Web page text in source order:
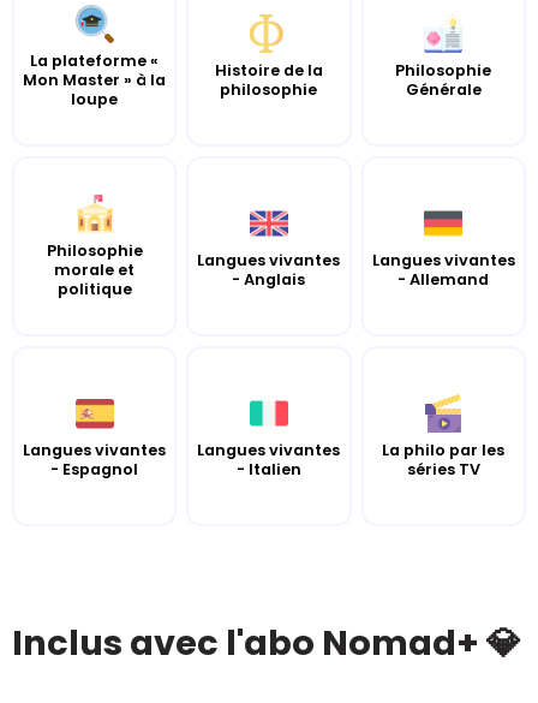
La plateforme «
Mon Master » à la
loupe
Histoire de la
philosophie
Philosophie
Générale
Philosophie
morale et
politique
Langues vivantes
- Anglais
Langues vivantes
- Allemand
Langues vivantes
- Espagnol
Langues vivantes
- Italien
La philo par les
séries TV
Inclus avec l'abo Nomad+ 💎